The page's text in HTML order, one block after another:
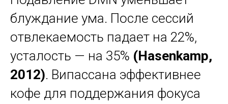
блуждание ума. После сессий
отвлекаемость падает на 22%,
усталость — на 35% (Hasenkamp,
2012). Випассана эффективнее
кофе для поддержания фокуса